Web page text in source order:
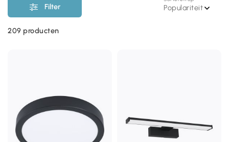
Filter Populariteit
209 producten